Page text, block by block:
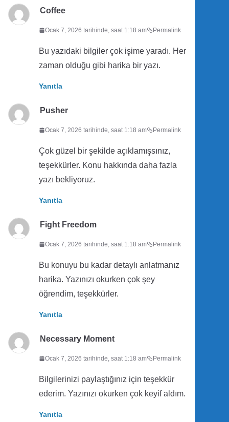
Coffee
Ocak 7, 2026 tarihinde, saat 1:18 am Permalink
Bu yazıdaki bilgiler çok işime yaradı. Her
zaman olduğu gibi harika bir yazı.
Yanıtla
Pusher
Ocak 7, 2026 tarihinde, saat 1:18 am Permalink
Çok güzel bir şekilde açıklamışsınız,
teşekkürler. Konu hakkında daha fazla
yazı bekliyoruz.
Yanıtla
Fight Freedom
Ocak 7, 2026 tarihinde, saat 1:18 am Permalink
Bu konuyu bu kadar detaylı anlatmanız
harika. Yazınızı okurken çok şey
öğrendim, teşekkürler.
Yanıtla
Necessary Moment
Ocak 7, 2026 tarihinde, saat 1:18 am Permalink
Bilgilerinizi paylaştığınız için teşekkür
ederim. Yazınızı okurken çok keyif aldım.
Yanıtla